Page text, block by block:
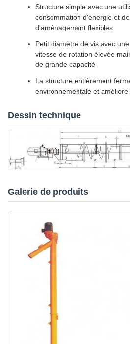
Structure simple avec une
consommation d'énergie et
d'aménagement flexibles
Petit diamètre de vis avec
vitesse de rotation élevée
de grande capacité
La structure entièrement
environnementale et
Dessin technique
Galerie de produits